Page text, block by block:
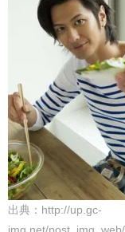
出典：http://up.gc-